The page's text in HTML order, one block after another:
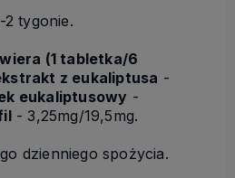
2 tygonie.
(1 tabletka/6
z eukaliptusa -
eukaliptusowy -
- 3,25mg/19,5mg.
dzienniego spożycia.